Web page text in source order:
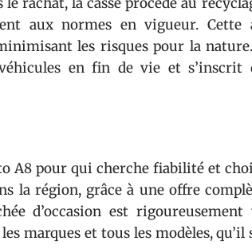
aux normes en vigueur. Cette
les risques pour la
en fin de vie et s’inscrit
A8 pour qui cherche fiabilité et
la région, grâce à une offre
d’occasion est
marques et tous les modèles, qu’il